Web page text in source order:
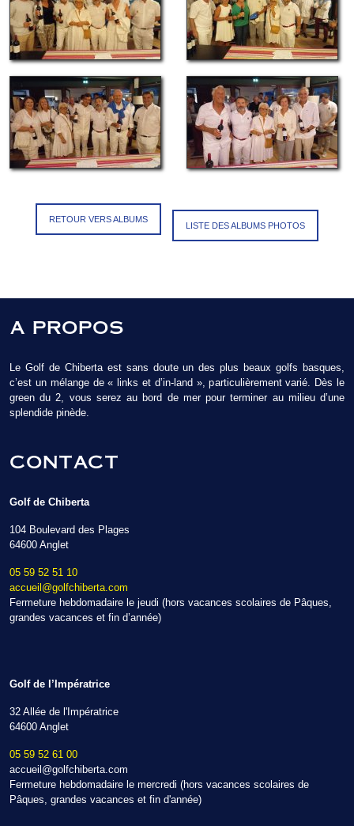
RETOUR VERS ALBUMS
LISTE DES ALBUMS PHOTOS
A PROPOS
Le Golf de Chiberta est sans doute un des plus beaux golfs basques,
c’est un mélange de « links et d’in-land », particulièrement varié. Dès le
green du 2, vous serez au bord de mer pour terminer au milieu d’une
splendide pinède.
CONTACT
Golf de Chiberta
104 Boulevard des Plages
64600 Anglet
05 59 52 51 10
accueil@golfchiberta.com
Fermeture hebdomadaire le jeudi (hors vacances scolaires de Pâques,
grandes vacances et fin d’année)
Golf de l’Impératrice
32 Allée de l'Impératrice
64600 Anglet
05 59 52 61 00
accueil@golfchiberta.com
Fermeture hebdomadaire le mercredi (hors vacances scolaires de
Pâques, grandes vacances et fin d'année)